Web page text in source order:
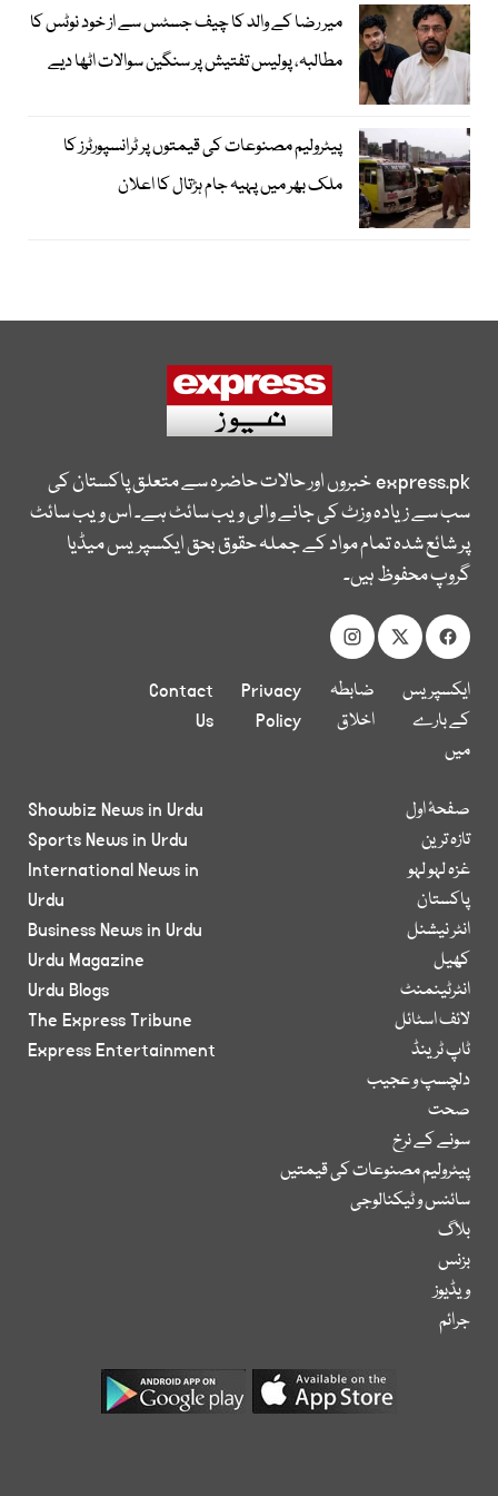
میر رضا کے والد کا چیف جسٹس سے از خود نوٹس کا
مطالبہ، پولیس تفتیش پر سنگین سوالات اٹھا دیے
پیٹرولیم مصنوعات کی قیمتوں پر ٹرانسپورٹرز کا
ملک بھر میں پہیہ جام ہڑتال کا اعلان
express.pkخبروں اور حالات حاضرہ سے متعلق پاکستان کی
سب سے زیادہ وزٹ کی جانے والی ویب سائٹ ہے۔ اس ویب سائٹ
پر شائع شدہ تمام مواد کے جملہ حقوق بحق ایکسپریس میڈیا
گروپ محفوظ ہیں۔
ایکسپریس
کے بارے
میں
ضابطہ
اخلاق
Privacy
Policy
Contact
Us
صفحۂ اول
تازہ ترین
غزہ لہو لہو
پاکستان
انٹر نیشنل
کھیل
انٹرٹینمنٹ
لائف اسٹائل
ٹاپ ٹرینڈ
دلچسپ و عجیب
صحت
سونے کے نرخ
پیٹرولیم مصنوعات کی قیمتیں
سائنس و ٹیکنالوجی
بلاگ
بزنس
ویڈیوز
جرائم
Showbiz News in Urdu
Sports News in Urdu
International News in
Urdu
Business News in Urdu
Urdu Magazine
Urdu Blogs
The Express Tribune
Express Entertainment